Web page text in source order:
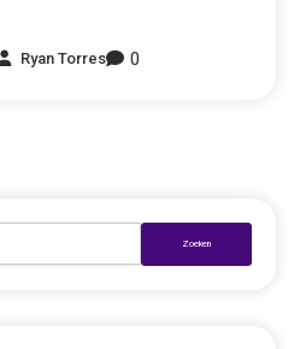
Ryan Torres 0